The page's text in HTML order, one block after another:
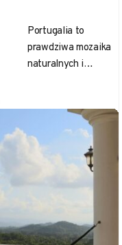
Portugalia to
prawdziwa mozaika
naturalnych i
przyciągają
podróżników z
całego świata.
Wybrzeże tego kraju
od lat przyciąga…